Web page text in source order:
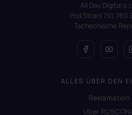
All Day Digital
Pod Strani 751, 760
Tschechische
ALLES ÜBER DEN
Reklamation
Uber